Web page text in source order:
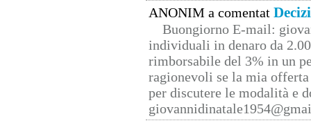
ANONIM a comentat
Buongiorno E-mail:
individuali in denaro da
rimborsabile del 3% in un
ragionevoli se la mia
per discutere le modalità e